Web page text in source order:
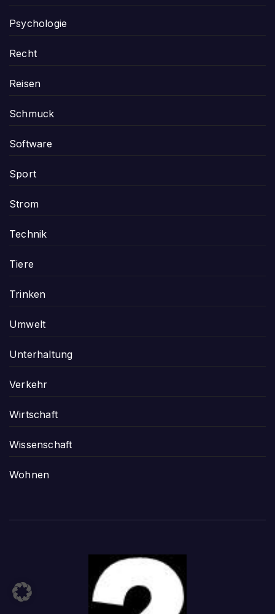
Psychologie
Recht
Reisen
Schmuck
Software
Sport
Strom
Technik
Tiere
Trinken
Umwelt
Unterhaltung
Verkehr
Wirtschaft
Wissenschaft
Wohnen